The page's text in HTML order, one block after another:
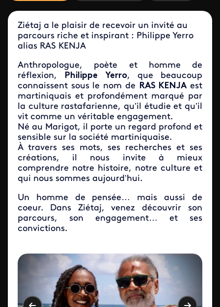
Ziétaj a le plaisir de recevoir un invité au
parcours riche et inspirant : Philippe Yerro
alias RAS KENJA
Anthropologue, poète et homme de
réflexion, Philippe Yerro, que beaucoup
connaissent sous le nom de RAS KENJAest
martiniquais et profondément marqué par
la culture rastafarienne, qu’il étudie et qu’il
vit comme un véritable engagement.
Né au Marigot, il porte un regard profond et
sensible sur la société martiniquaise.
À travers ses mots, ses recherches et ses
créations, il nous invite à mieux
comprendre notre histoire, notre culture et
qui nous sommes aujourd’hui.
Un homme de pensée… mais aussi de
coeur. Dans Ziétaj, venez découvrir son
parcours, son engagement… et ses
convictions.